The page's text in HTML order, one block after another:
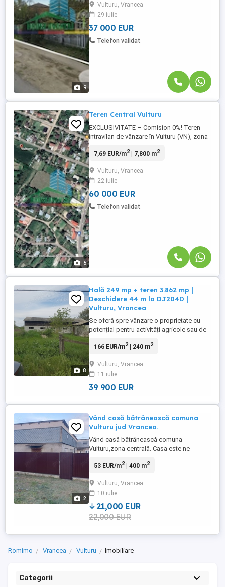
9
unei afaceri cu vizibilitate maximă și acces
direct din asfalt. Localizare premium zonă
cu trafic ...
Vulturu, Vrancea
29 iulie
37 000 EUR
Telefon validat
6
Teren Central Vulturu
EXCLUSIVITATE – Comision 0%! Teren
intravilan de vânzare în Vulturu (VN), zona
teren intravilan, situat într-o zonă centrală
următoarele caracteristici: Suprafață:
7.800 mp Deschidere la stradă: 60 ml
Utilități disponibile: ...
7,69 EUR/m2| 7,800 m2
Vulturu, Vrancea
22 iulie
60 000 EUR
Telefon validat
8
Hală 249 mp + teren 3.862 mp |
Deschidere 44 m la DJ204D |
Vulturu, Vrancea
Se oferă spre vânzare o proprietate cu
potențial pentru activități agricole sau de
Vulturu către Vadu Roșca, cu acces direct
din: - teren total 3.862 mp; - 2.248 mp teren
intravilan; - 1.614 mp teren arabil extravilan
(lipit ...
166 EUR/m2| 240 m2
Vulturu, Vrancea
11 iulie
39 900 EUR
2
Vând casă bătrânească comuna
Vulturu jud Vrancea.
Vând casă bătrânească comuna
Vulturu,zona centrală. Casa este ne
la stradă. Inf: Wathapp: .
53 EUR/m2| 400 m2
Vulturu, Vrancea
10 iulie
21,000 EUR
22,000 EUR
Romimo Vrancea Vulturu Imobiliare
Categorii